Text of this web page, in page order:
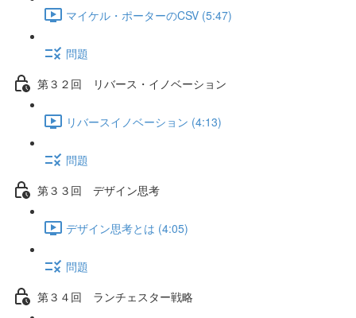
マイケル・ポーターのCSV (5:47)
問題
第３２回 リバース・イノベーション
リバースイノベーション (4:13)
問題
第３３回 デザイン思考
デザイン思考とは (4:05)
問題
第３４回 ランチェスター戦略